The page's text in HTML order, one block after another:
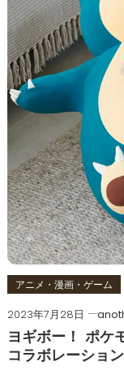
アニメ・漫画・ゲーム
2023年7月28日
ヨギボー！ ポケ
コラボレーショ